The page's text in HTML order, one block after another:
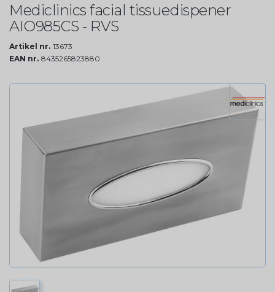
Mediclinics facial tissuedispener
AIO985CS - RVS
Artikel nr. 13673
EAN nr. 8435265823880